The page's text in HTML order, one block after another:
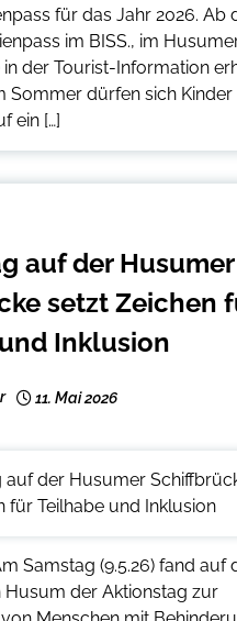
für das Jahr 2026. Ab
im BISS., im
in der Tourist-Information
Sommer dürfen sich Kinder
ein […]
auf der Husumer
setzt Zeichen
Inklusion
11. Mai 2026
Samstag (9.5.26) fand auf
Husum der Aktionstag zur